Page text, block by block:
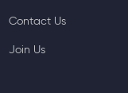
Contact Us
Join Us